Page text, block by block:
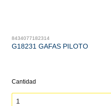
8434077182314
G18231 GAFAS PILOTO
Cantidad